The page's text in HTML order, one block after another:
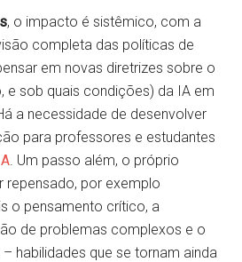
, o impacto é sistêmico, com a
completa das políticas de
em novas diretrizes sobre o
e sob quais condições) da IA em
a necessidade de desenvolver
para professores e estudantes
. Um passo além, o próprio
repensado, por exemplo
o pensamento crítico, a
de problemas complexos e o
habilidades que se tornam ainda